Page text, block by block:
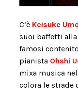
C’è Keisuke
suoi baffetti alla
famosi
pianista Ohshi
mixa musica
colora le strade